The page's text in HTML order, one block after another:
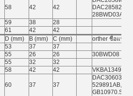
58 42 42
59 38
28
61 42
42
D (mm) B (mm) C (mm)
orther ชื่อแบรน
53 37
37
55 26 26
30BWD08
55 32
32
58 42 42
60 37 37
529891AB,
GB10970.S05